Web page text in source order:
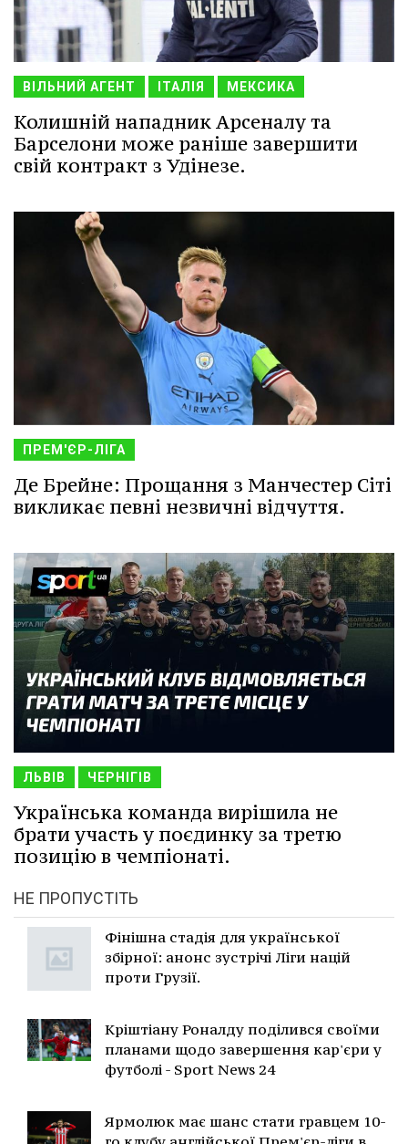
ВІЛЬНИЙ АГЕНТ ІТАЛІЯ МЕКСИКА
Колишній нападник Арсеналу та
Барселони може раніше завершити
свій контракт з Удінезе.
ПРЕМ'ЄР-ЛІГА
Де Брейне: Прощання з Манчестер Сіті
викликає певні незвичні відчуття.
ЛЬВІВ ЧЕРНІГІВ
Українська команда вирішила не
брати участь у поєдинку за третю
позицію в чемпіонаті.
НЕ ПРОПУСТІТЬ
Фінішна стадія для української
збірної: анонс зустрічі Ліги націй
проти Грузії.
Кріштіану Роналду поділився своїми
планами щодо завершення кар'єри у
футболі - Sport News 24
Ярмолюк має шанс стати гравцем 10-